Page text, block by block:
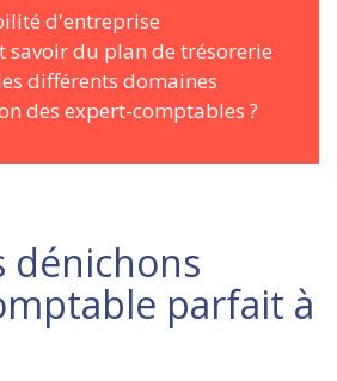
d'entreprise
savoir du plan de trésorerie
différents domaines
des expert-comptables ?
dénichons
parfait à